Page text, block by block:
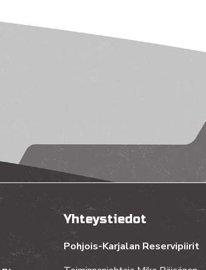
Yhteystiedot
Pohjois-Karjalan Reservipiirit